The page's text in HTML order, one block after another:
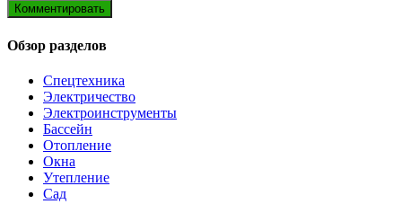
Обзор разделов
Спецтехника
Электричество
Электроинструменты
Бассейн
Отопление
Окна
Утепление
Сад